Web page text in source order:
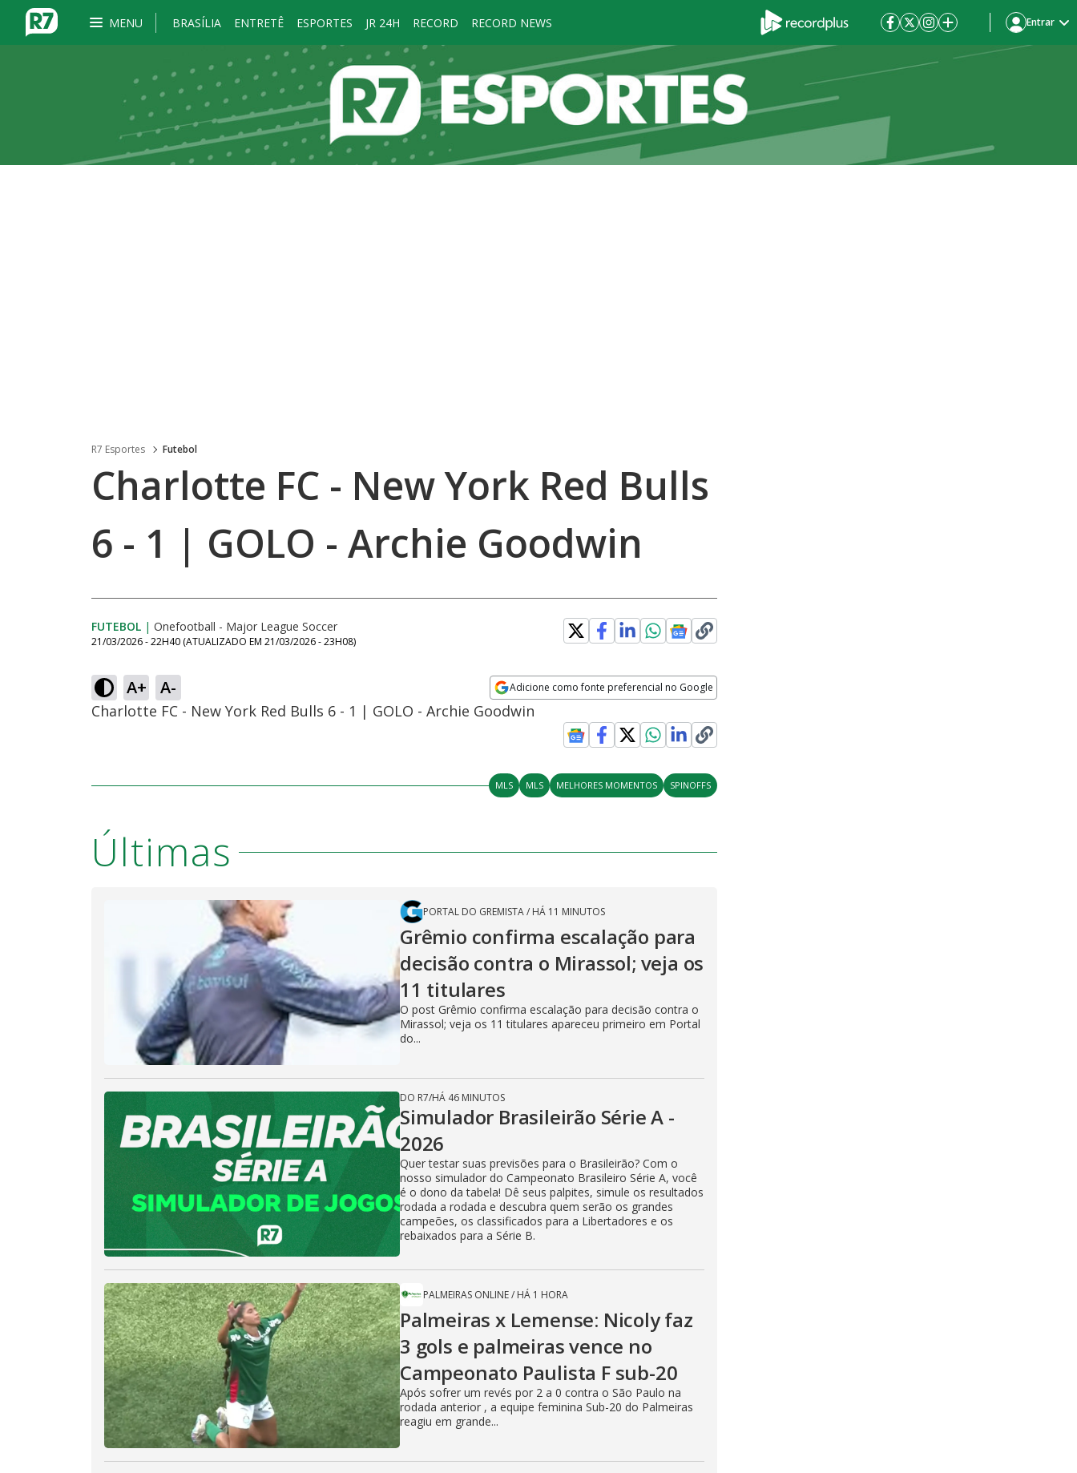
MENU BRASÍLIA ENTRETÊ ESPORTES JR 24H RECORD RECORD NEWS Entrar
R7 Esportes Futebol
Charlotte FC - New York Red Bulls
6 - 1 | GOLO - Archie Goodwin
FUTEBOL | Onefootball - Major League Soccer
21/03/2026 - 22H40 (ATUALIZADO EM 21/03/2026 - 23H08)
A+ A- Adicione como fonte preferencial no Google
Opens in new window
Charlotte FC - New York Red Bulls 6 - 1 | GOLO - Archie Goodwin
MLS MLS MELHORES MOMENTOS SPINOFFS
Últimas
PORTAL DO GREMISTA/ HÁ 11 MINUTOS
Grêmio confirma escalação para
decisão contra o Mirassol; veja os
11 titulares
O post Grêmio confirma escalação para decisão contra o
Mirassol; veja os 11 titulares apareceu primeiro em Portal
do...
DO R7/HÁ 46 MINUTOS
Simulador Brasileirão Série A -
2026
Quer testar suas previsões para o Brasileirão? Com o
nosso simulador do Campeonato Brasileiro Série A, você
é o dono da tabela! Dê seus palpites, simule os resultados
rodada a rodada e descubra quem serão os grandes
campeões, os classificados para a Libertadores e os
rebaixados para a Série B.
PALMEIRAS ONLINE/ HÁ 1 HORA
Palmeiras x Lemense: Nicoly faz
3 gols e palmeiras vence no
Campeonato Paulista F sub-20
Após sofrer um revés por 2 a 0 contra o São Paulo na
rodada anterior , a equipe feminina Sub-20 do Palmeiras
reagiu em grande...